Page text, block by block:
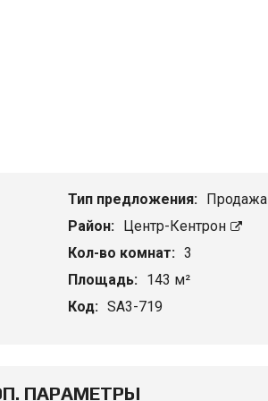
Тип предложения: Продажа
Район: Центр-Кентрон
Кол-во комнат: 3
Площадь: 143 м²
Код: SA3-719
ПАРАМЕТРЫ